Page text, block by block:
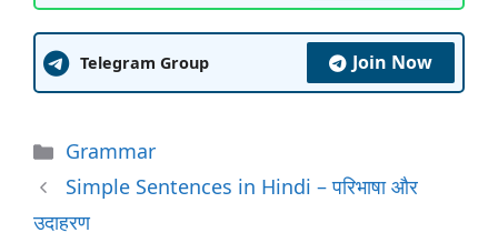
Telegram Group Join Now
Categories
Grammar
Simple Sentences in Hindi – परिभाषा और
उदाहरण